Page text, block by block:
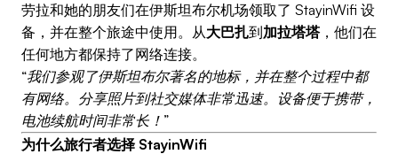
劳拉和她的朋友们在伊斯坦布尔机场领取了 StayinWifi 设
备，并在整个旅途中使用。从大巴扎到加拉塔塔，他们在
任何地方都保持了网络连接。
“我们参观了伊斯坦布尔著名的地标，并在整个过程中都
有网络。分享照片到社交媒体非常迅速。设备便于携带，
电池续航时间非常长！”
为什么旅行者选择 StayinWifi